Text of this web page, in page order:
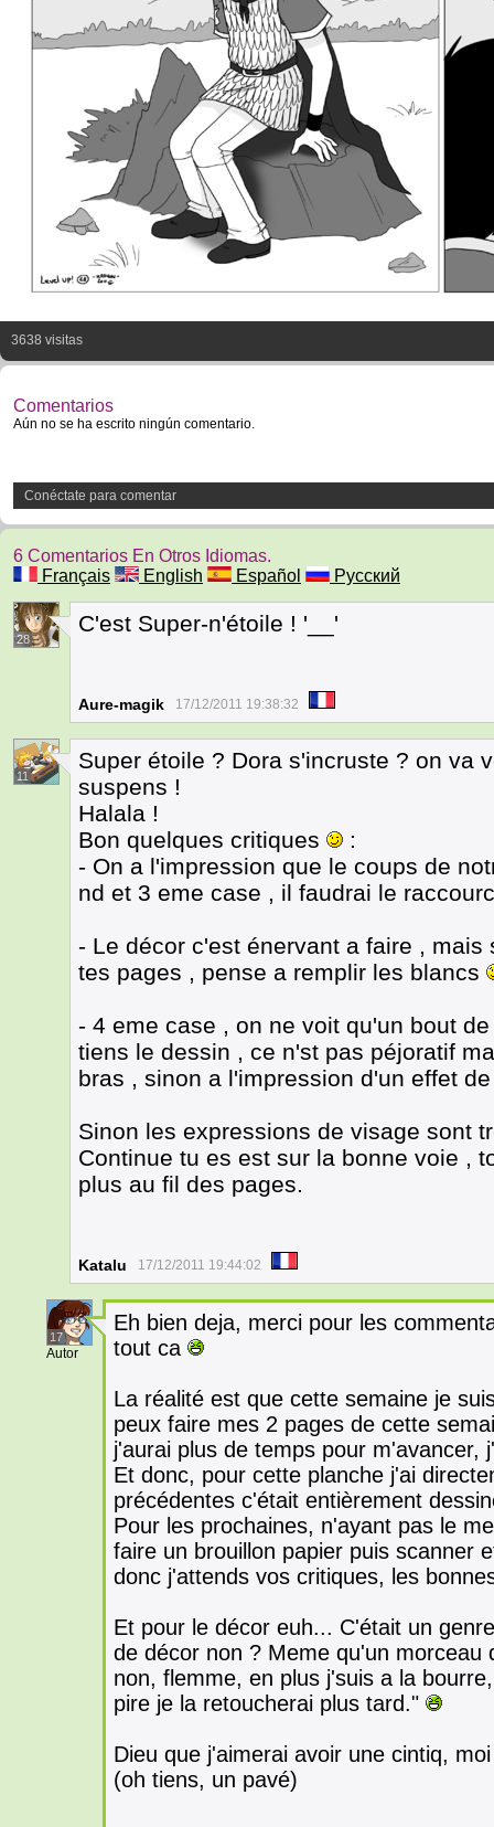
3638 visitas
Comentarios
Aún no se ha escrito ningún comentario.
Conéctate para comentar
6 Comentarios En Otros Idiomas.
Français
English Español Русский
28
C'est Super-n'étoile ! '__'
Aure-magik 17/12/2011 19:38:32
11
Super étoile ? Dora s'incruste ? on va
suspens !
Halala !
Bon quelques critiques
:
- On a l'impression que le coups de
nd et 3 eme case , il faudrai le
- Le décor c'est énervant a faire ,
tes pages , pense a remplir les blancs
- 4 eme case , on ne voit qu'un bout
tiens le dessin , ce n'st pas péjoratif
bras , sinon a l'impression d'un effet
Sinon les expressions de visage sont
Continue tu es est sur la bonne voie ,
plus au fil des pages.
Katalu 17/12/2011 19:44:02
17
Autor
Eh bien deja, merci pour les
tout ca
La réalité est que cette semaine je
peux faire mes 2 pages de cette
j'aurai plus de temps pour
Et donc, pour cette planche j'ai
précédentes c'était entièrement
Pour les prochaines, n'ayant pas le
faire un brouillon papier puis scanner
donc j'attends vos critiques, les
Et pour le décor euh... C'était un
de décor non ? Meme qu'un
non, flemme, en plus j'suis a la
pire je la retoucherai plus tard."
Dieu que j'aimerai avoir une cintiq,
(oh tiens, un pavé)